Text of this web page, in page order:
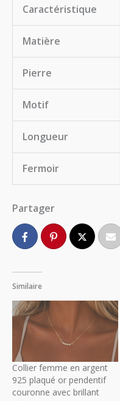
Caractéristique
Matière
Pierre
Motif
Longueur
Fermoir
Partager
Similaire
Collier femme en argent
925 plaqué or pendentif
couronne avec brillant